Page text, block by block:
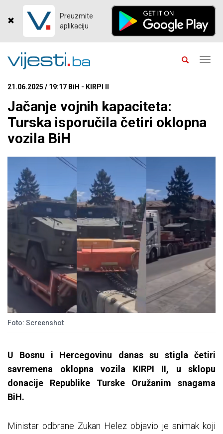
Preuzmite
aplikaciju
21.06.2025 / 19:17 BiH - KIRPI II
Jačanje vojnih kapaciteta:
Turska isporučila četiri oklopna
vozila BiH
Foto: Screenshot
U Bosnu i Hercegovinu danas su stigla četiri
savremena oklopna vozila KIRPI II, u sklopu
donacije Republike Turske Oružanim snagama
BiH.
Ministar odbrane Zukan Helez objavio je snimak koji